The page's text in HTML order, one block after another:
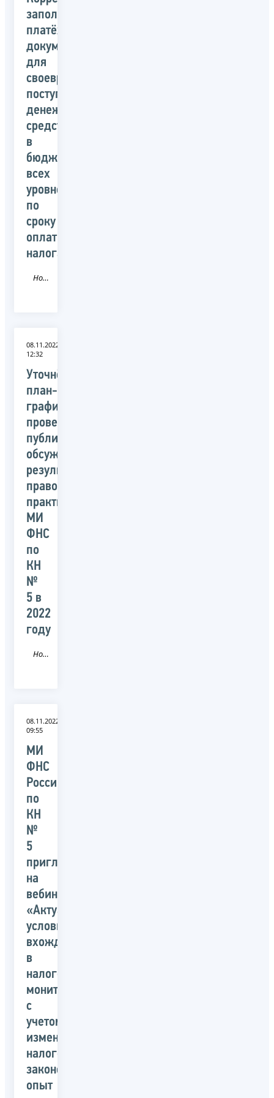
заполнение
платёжных
документов
для
своевременного
поступления
денежных
средств
в
бюджет
всех
уровней
по
сроку
оплаты
налога»
Новость
08.11.2022
12:32
Уточнённый
план-
график
проведения
публичных
обсуждений
результатов
правоприменительной
практики
МИ
ФНС
по
КН
№
5 в
2022
году
Новость
08.11.2022
09:55
МИ
ФНС
России
по
КН
№
5
приглашает
на
вебинар:
«Актуальные
условия
вхождения
в
налоговый
мониторинг
с
учетом
изменений
налогового
законодательства,
опыт